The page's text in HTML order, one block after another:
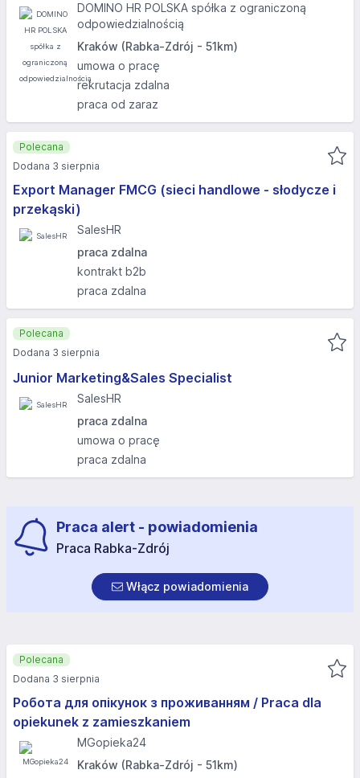
DOMINO HR POLSKA spółka z ograniczoną
odpowiedzialnością
Kraków (Rabka-Zdrój - 51km)
umowa o pracę
rekrutacja zdalna
praca od zaraz
Export Manager FMCG (sieci handlowe - słodycze i
przekąski)
SalesHR
praca zdalna
kontrakt b2b
praca zdalna
Polecana
Dodana 3 sierpnia
Junior Marketing&Sales Specialist
SalesHR
praca zdalna
umowa o pracę
praca zdalna
Polecana
Dodana 3 sierpnia
Praca alert - powiadomienia
Praca Rabka-Zdrój
Włącz powiadomienia
Робота для опікунок з проживанням / Praca dla
opiekunek z zamieszkaniem
MGopieka24
Kraków (Rabka-Zdrój - 51km)
Polecana
Dodana 3 sierpnia